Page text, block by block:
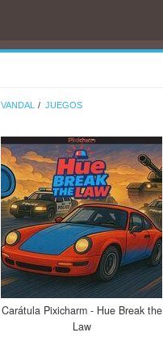
VANDAL JUEGOS
Carátula Pixicharm - Hue Break the
Law